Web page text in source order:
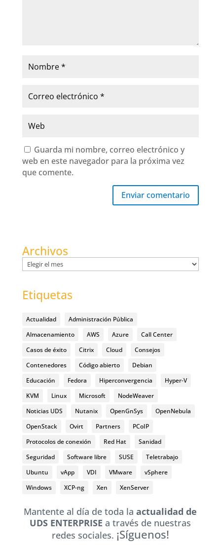
Guarda mi nombre, correo electrónico y
web en este navegador para la próxima vez
que comente.
Enviar comentario
Archivos
Archivos
Etiquetas
Actualidad
Administración Pública
Almacenamiento
AWS Azure
Call Center
Casos de éxito
Citrix Cloud
Consejos
Contenedores
Código abierto
Debian
Educación
Fedora Hiperconvergencia
Hyper-V
KVM
Linux Microsoft
NodeWeaver
Noticias UDS
Nutanix OpenGnSys
OpenNebula
OpenStack
Ovirt Partners
PCoIP
Protocolos de conexión
Red Hat
Sanidad
Seguridad
Software libre SUSE
Teletrabajo
Ubuntu
vApp VDI VMware
vSphere
Windows
XCP-ng Xen XenServer
Mantente al día de toda laactualidad de
UDS ENTERPRISEa través de nuestras
redes sociales. ¡Síguenos!